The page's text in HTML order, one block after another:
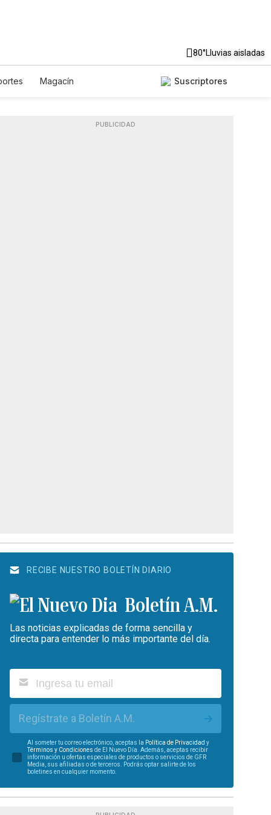
80°Lluvias aisladas
Magacín
Suscriptores
PUBLICIDAD
RECIBE NUESTRO BOLETÍN DIARIO
Boletín A.M.
Las noticias explicadas de forma sencilla y
directa para entender lo más importante del día.
Regístrate a Boletín A.M.
Al someter tu correo electrónico, aceptas la Política de Privacidad y
Términos y Condiciones de El Nuevo Día. Además, aceptas recibir
información u ofertas especiales de productos o servicios de GFR
Media, sus afiliadas o de terceros. Podrás optar salirte de los
boletines en cualquier momento.